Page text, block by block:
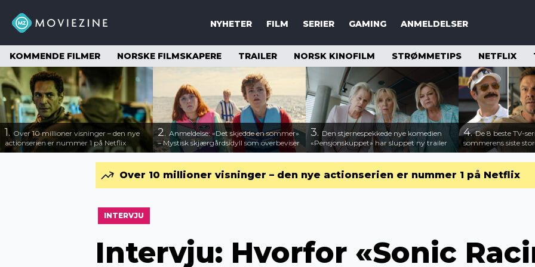
NYHETER FILM SERIER GAMING ANMELDELSER
KOMMENDE FILMER NORSKE FILMSKAPERE TRAILER NORSK KINOFILM STRØMMETIPS NETFLIX
1. Over 10 millioner visninger – den nye
actionserien er nummer 1 på Netflix
2. Anmeldelse: «Det skjedde en sommer»
– Mystisk skjærgårdsidyll som overbeviser
3. Den stjernespekkede nye komedien
«Pensjonskuppet» har sluppet ny trailer
4.De 8 beste TV-
sommerens siste
Over 10 millioner visninger – den nye actionserien er nummer 1 på Netflix
INTERVJU
Intervju: Hvorfor «Sonic